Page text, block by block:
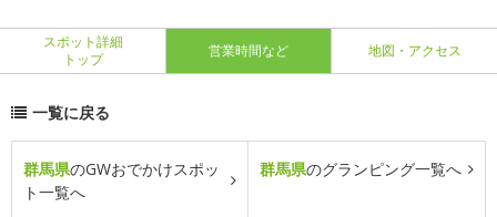
スポット詳細
トップ
営業時間など 地図・アクセス
一覧に戻る
群馬県のGWおでかけスポッ
ト一覧へ
群馬県のグランピング一覧へ